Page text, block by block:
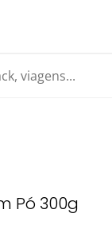
Pó 300g